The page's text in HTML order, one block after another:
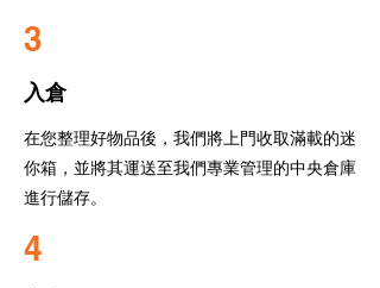
3
入倉
在您整理好物品後，我們將上門收取滿載的迷
你箱，並將其運送至我們專業管理的中央倉庫
進行儲存。
4